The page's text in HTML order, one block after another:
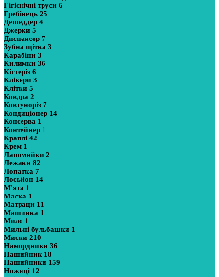
Гігієнічні труси 6
Гребінець 25
Дешеддер 4
Джерки 5
Диспенсер 7
Зубна щітка 3
Карабіни 3
Килимки 36
Кігтеріз 6
Клікери 3
Клітки 5
Ковдра 2
Ковтуноріз 7
Кондиціонер 14
Консерва 1
Контейнер 1
Краплі 42
Крем 1
Лапомийки 2
Лежаки 82
Лопатка 7
Лосьйон 14
М'ята 1
Маска 1
Матраци 11
Машинка 1
Мило 1
Мильні бульбашки 1
Миски 210
Намордники 36
Нашийник 18
Нашийники 159
Ножиці 12